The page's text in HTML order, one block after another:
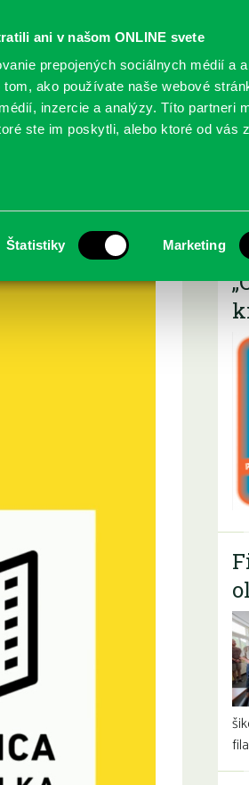
ani v našom ONLINE svete
prepojených sociálnych médií a
ako používate naše webové
inzercie a analýzy. Títo partneri
ste im poskytli, alebo ktoré od vás
Štatistiky Marketing
POBOČKY O